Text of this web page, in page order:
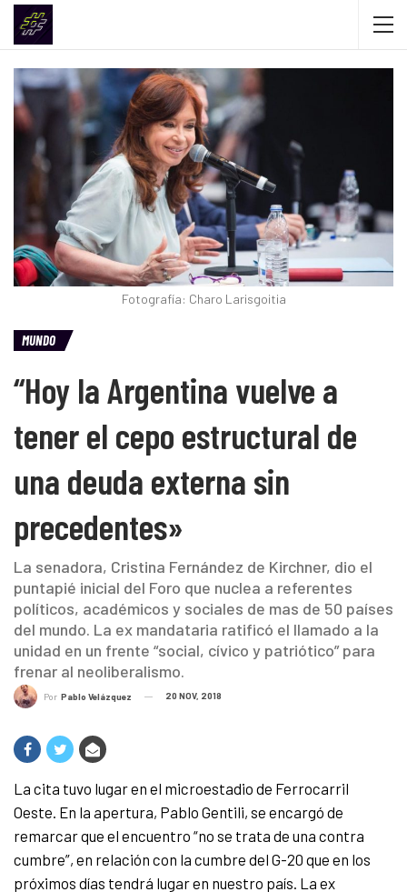
Fotografía: Charo Larisgoitia
MUNDO
“Hoy la Argentina vuelve a
tener el cepo estructural de
una deuda externa sin
precedentes»
La senadora, Cristina Fernández de Kirchner, dio el
puntapié inicial del Foro que nuclea a referentes
políticos, académicos y sociales de mas de 50 países
del mundo. La ex mandataria ratificó el llamado a la
unidad en un frente “social, cívico y patriótico” para
frenar al neoliberalismo.
Por Pablo Velázquez 20 NOV, 2018
La cita tuvo lugar en el microestadio de Ferrocarril
Oeste. En la apertura, Pablo Gentili, se encargó de
remarcar que el encuentro “no se trata de una contra
cumbre”, en relación con la cumbre del G-20 que en los
próximos días tendrá lugar en nuestro país. La ex